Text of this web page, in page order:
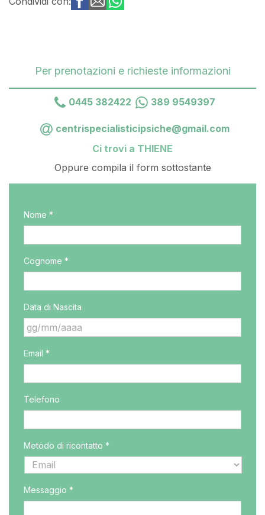
Per prenotazioni e richieste informazioni
0445 382422 389 9549397
centrispecialisticipsiche@gmail.com
Ci trovi a THIENE
Oppure compila il form sottostante
Nome *
Cognome *
Data di Nascita
slash
MM
slash
AAAA
Email *
Telefono
Metodo di ricontatto *
Messaggio *